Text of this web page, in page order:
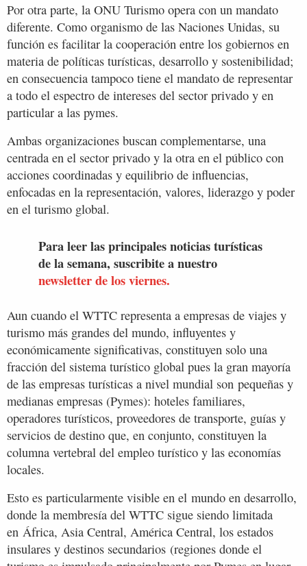
Por otra parte, la ONU Turismo opera con un mandato
diferente. Como organismo de las Naciones Unidas, su
función es facilitar la cooperación entre los gobiernos en
materia de políticas turísticas, desarrollo y sostenibilidad;
en consecuencia tampoco tiene el mandato de representar
a todo el espectro de intereses del sector privado y en
particular a las pymes.
Ambas organizaciones buscan complementarse, una
centrada en el sector privado y la otra en el público con
acciones coordinadas y equilibrio de influencias,
enfocadas en la representación, valores, liderazgo y poder
en el turismo global.
Para leer las principales noticias turísticas
de la semana, suscribite a nuestro
newsletter de los viernes.
Aun cuando el WTTC representa a empresas de viajes y
turismo más grandes del mundo, influyentes y
económicamente significativas, constituyen solo una
fracción del sistema turístico global pues la gran mayoría
de las empresas turísticas a nivel mundial son pequeñas y
medianas empresas (Pymes): hoteles familiares,
operadores turísticos, proveedores de transporte, guías y
servicios de destino que, en conjunto, constituyen la
columna vertebral del empleo turístico y las economías
locales.
Esto es particularmente visible en el mundo en desarrollo,
donde la membresía del WTTC sigue siendo limitada
en África, Asia Central, América Central, los estados
insulares y destinos secundarios (regiones donde el